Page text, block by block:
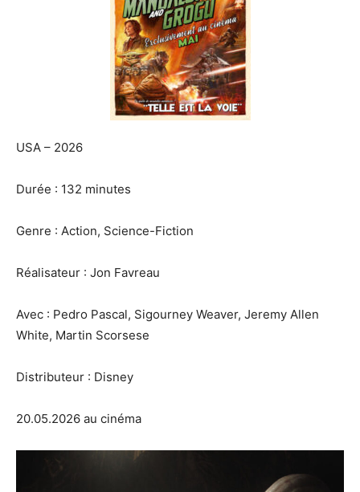
USA – 2026
Durée : 132 minutes
Genre : Action, Science-Fiction
Réalisateur : Jon Favreau
Avec : Pedro Pascal, Sigourney Weaver, Jeremy Allen
White, Martin Scorsese
Distributeur : Disney
20.05.2026 au cinéma